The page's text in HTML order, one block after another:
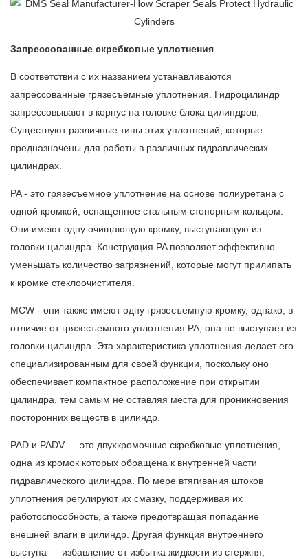
Запрессованные скребковые уплотнения
В соответствии с их названием устанавливаются
запрессованные грязесъемные уплотнения. Гидроцилиндр
запрессовывают в корпус на головке блока цилиндров.
Существуют различные типы этих уплотнений, которые
предназначены для работы в различных гидравлических
цилиндрах.
PA - это грязесъемное уплотнение на основе полиуретана с
одной кромкой, оснащенное стальным стопорным кольцом.
Они имеют одну очищающую кромку, выступающую из
головки цилиндра. Конструкция PA позволяет эффективно
уменьшать количество загрязнений, которые могут прилипать
к кромке стеклоочистителя.
MCW - они также имеют одну грязесъемную кромку, однако, в
отличие от грязесъемного уплотнения PA, она не выступает из
головки цилиндра. Эта характеристика уплотнения делает его
специализированным для своей функции, поскольку оно
обеспечивает компактное расположение при открытии
цилиндра, тем самым не оставляя места для проникновения
посторонних веществ в цилиндр.
PAD и PADV — это двухкромочные скребковые уплотнения,
одна из кромок которых обращена к внутренней части
гидравлического цилиндра. По мере втягивания штоков
уплотнения регулируют их смазку, поддерживая их
работоспособность, а также предотвращая попадание
внешней влаги в цилиндр. Другая функция внутреннего
выступа — избавление от избытка жидкости из стержня,